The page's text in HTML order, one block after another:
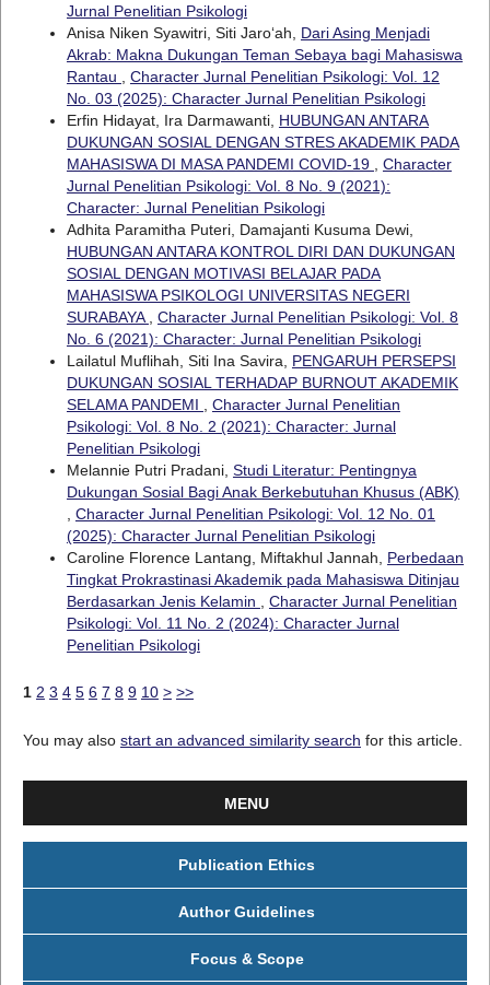
Jurnal Penelitian Psikologi
Anisa Niken Syawitri, Siti Jaro‘ah, Dari Asing Menjadi
Akrab: Makna Dukungan Teman Sebaya bagi Mahasiswa
Rantau , Character Jurnal Penelitian Psikologi: Vol. 12
No. 03 (2025): Character Jurnal Penelitian Psikologi
Erfin Hidayat, Ira Darmawanti, HUBUNGAN ANTARA
DUKUNGAN SOSIAL DENGAN STRES AKADEMIK PADA
MAHASISWA DI MASA PANDEMI COVID-19 , Character
Jurnal Penelitian Psikologi: Vol. 8 No. 9 (2021):
Character: Jurnal Penelitian Psikologi
Adhita Paramitha Puteri, Damajanti Kusuma Dewi,
HUBUNGAN ANTARA KONTROL DIRI DAN DUKUNGAN
SOSIAL DENGAN MOTIVASI BELAJAR PADA
MAHASISWA PSIKOLOGI UNIVERSITAS NEGERI
SURABAYA, Character Jurnal Penelitian Psikologi: Vol. 8
No. 6 (2021): Character: Jurnal Penelitian Psikologi
Lailatul Muflihah, Siti Ina Savira, PENGARUH PERSEPSI
DUKUNGAN SOSIAL TERHADAP BURNOUT AKADEMIK
SELAMA PANDEMI , Character Jurnal Penelitian
Psikologi: Vol. 8 No. 2 (2021): Character: Jurnal
Penelitian Psikologi
Melannie Putri Pradani, Studi Literatur: Pentingnya
Dukungan Sosial Bagi Anak Berkebutuhan Khusus (ABK)
, Character Jurnal Penelitian Psikologi: Vol. 12 No. 01
(2025): Character Jurnal Penelitian Psikologi
Caroline Florence Lantang, Miftakhul Jannah, Perbedaan
Tingkat Prokrastinasi Akademik pada Mahasiswa Ditinjau
Berdasarkan Jenis Kelamin , Character Jurnal Penelitian
Psikologi: Vol. 11 No. 2 (2024): Character Jurnal
Penelitian Psikologi
1 2 3 4 5 6 7 8 9 10 > >>
You may also start an advanced similarity search for this article.
MENU
Publication Ethics
Author Guidelines
Focus & Scope